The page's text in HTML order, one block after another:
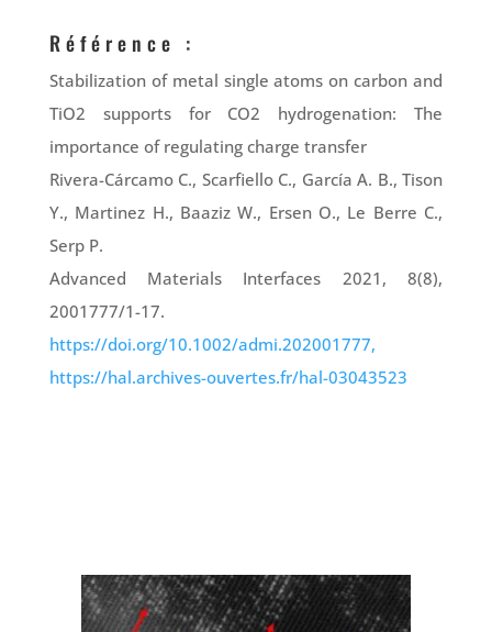
Référence :
Stabilization of metal single atoms on carbon and
TiO2 supports for CO2 hydrogenation: The
importance of regulating charge transfer
Rivera-Cárcamo C., Scarfiello C., García A. B., Tison
Y., Martinez H., Baaziz W., Ersen O., Le Berre C.,
Serp P.
Advanced Materials Interfaces 2021, 8(8),
2001777/1-17.
https://doi.org/10.1002/admi.202001777,
https://hal.archives-ouvertes.fr/hal-03043523